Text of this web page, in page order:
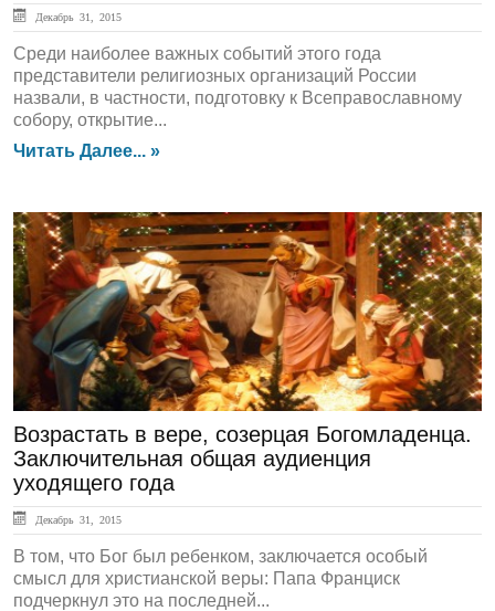
Декабрь 31, 2015
Среди наиболее важных событий этого года
представители религиозных организаций России
назвали, в частности, подготовку к Всеправославному
собору, открытие...
Читать Далее... »
ЛЕНТА НОВОСТЕЙ
Возрастать в вере, созерцая Богомладенца.
Заключительная общая аудиенция
уходящего года
Декабрь 31, 2015
В том, что Бог был ребенком, заключается особый
смысл для христианской веры: Папа Франциск
подчеркнул это на последней...